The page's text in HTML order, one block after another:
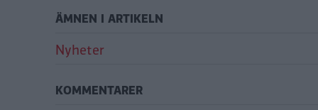
ÄMNEN I ARTIKELN
Nyheter
KOMMENTARER